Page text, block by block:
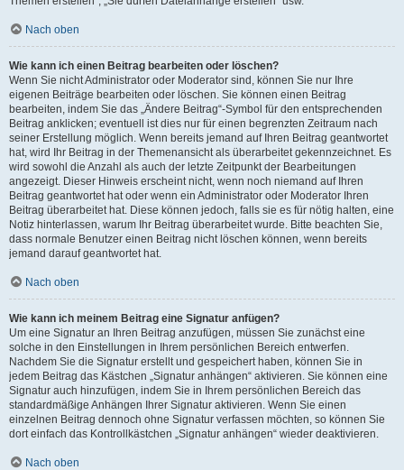
Nach oben
Wie kann ich einen Beitrag bearbeiten oder löschen?
Wenn Sie nicht Administrator oder Moderator sind, können Sie nur Ihre
eigenen Beiträge bearbeiten oder löschen. Sie können einen Beitrag
bearbeiten, indem Sie das „Ändere Beitrag“-Symbol für den entsprechenden
Beitrag anklicken; eventuell ist dies nur für einen begrenzten Zeitraum nach
seiner Erstellung möglich. Wenn bereits jemand auf Ihren Beitrag geantwortet
hat, wird Ihr Beitrag in der Themenansicht als überarbeitet gekennzeichnet. Es
wird sowohl die Anzahl als auch der letzte Zeitpunkt der Bearbeitungen
angezeigt. Dieser Hinweis erscheint nicht, wenn noch niemand auf Ihren
Beitrag geantwortet hat oder wenn ein Administrator oder Moderator Ihren
Beitrag überarbeitet hat. Diese können jedoch, falls sie es für nötig halten, eine
Notiz hinterlassen, warum Ihr Beitrag überarbeitet wurde. Bitte beachten Sie,
dass normale Benutzer einen Beitrag nicht löschen können, wenn bereits
jemand darauf geantwortet hat.
Nach oben
Wie kann ich meinem Beitrag eine Signatur anfügen?
Um eine Signatur an Ihren Beitrag anzufügen, müssen Sie zunächst eine
solche in den Einstellungen in Ihrem persönlichen Bereich entwerfen.
Nachdem Sie die Signatur erstellt und gespeichert haben, können Sie in
jedem Beitrag das Kästchen „Signatur anhängen“ aktivieren. Sie können eine
Signatur auch hinzufügen, indem Sie in Ihrem persönlichen Bereich das
standardmäßige Anhängen Ihrer Signatur aktivieren. Wenn Sie einen
einzelnen Beitrag dennoch ohne Signatur verfassen möchten, so können Sie
dort einfach das Kontrollkästchen „Signatur anhängen“ wieder deaktivieren.
Nach oben